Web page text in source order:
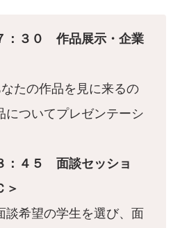
：３０ 作品展示・企業
たの作品を見に来るの
についてプレゼンテーシ
：４５
面談セッショ
＞
談希望の学生を選び、面